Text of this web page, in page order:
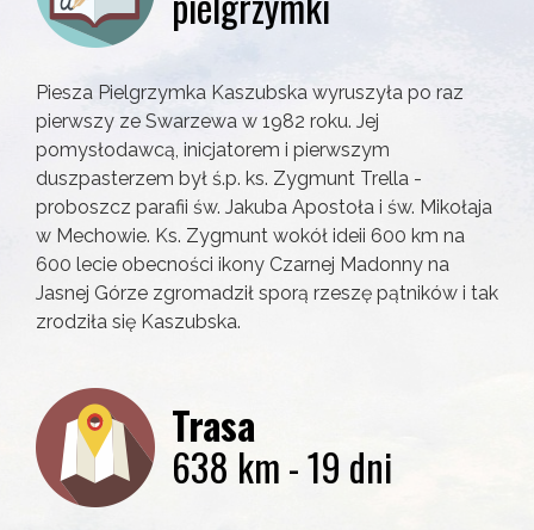
Piesza Pielgrzymka Kaszubska wyruszyła po raz
pierwszy ze Swarzewa w 1982 roku. Jej
pomysłodawcą, inicjatorem i pierwszym
duszpasterzem był ś.p. ks. Zygmunt Trella -
proboszcz parafii św. Jakuba Apostoła i św. Mikołaja
w Mechowie. Ks. Zygmunt wokół ideii 600 km na
600 lecie obecności ikony Czarnej Madonny na
Jasnej Górze zgromadził sporą rzeszę pątników i tak
zrodziła się Kaszubska.
Trasa
638 km - 19 dni